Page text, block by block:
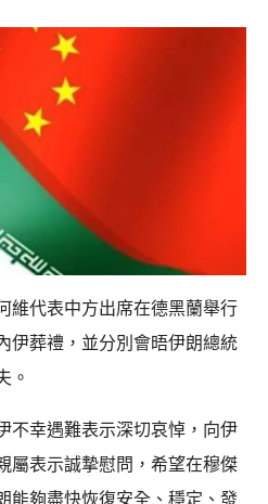
維代表中方出席在德黑蘭舉行
伊葬禮，並分別會晤伊朗總統
。
不幸遇難表示深切哀悼，向伊
屬表示誠摯慰問，希望在穆傑
能夠盡快恢復安全、穩定、發